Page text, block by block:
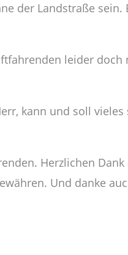
der Landstraße sein.
leider doch
kann und soll
Herzlichen Dank
Und danke